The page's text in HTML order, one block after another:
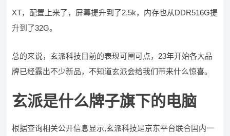
XT，配置上来了，屏幕提升到了2.5k，内存也从DDR516G提
升到了32G。
总的来说，玄派科技目前的表现可圈可点，23年开始各大品
牌已经露出不少新品，不知道玄派会给我们带来什么惊喜。
玄派是什么牌子旗下的电脑
根据查询相关公开信息显示,玄派科技是京东平台联合国内一